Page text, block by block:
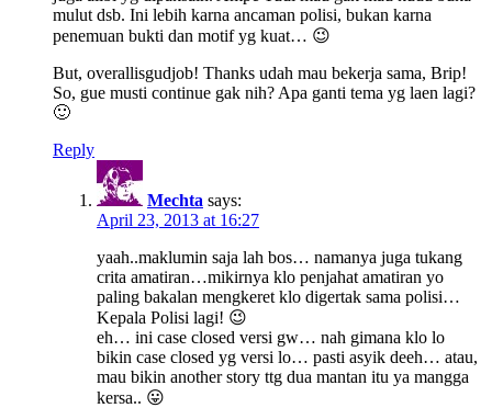
mulut dsb. Ini lebih karna ancaman polisi, bukan karna
penemuan bukti dan motif yg kuat… 😉
But, overallisgudjob! Thanks udah mau bekerja sama, Brip!
So, gue musti continue gak nih? Apa ganti tema yg laen lagi?
🙂
Reply
Mechta says:
April 23, 2013 at 16:27
yaah..maklumin saja lah bos… namanya juga tukang
crita amatiran…mikirnya klo penjahat amatiran yo
paling bakalan mengkeret klo digertak sama polisi…
Kepala Polisi lagi! 😉
eh… ini case closed versi gw… nah gimana klo lo
bikin case closed yg versi lo… pasti asyik deeh… atau,
mau bikin another story ttg dua mantan itu ya mangga
kersa.. 😛